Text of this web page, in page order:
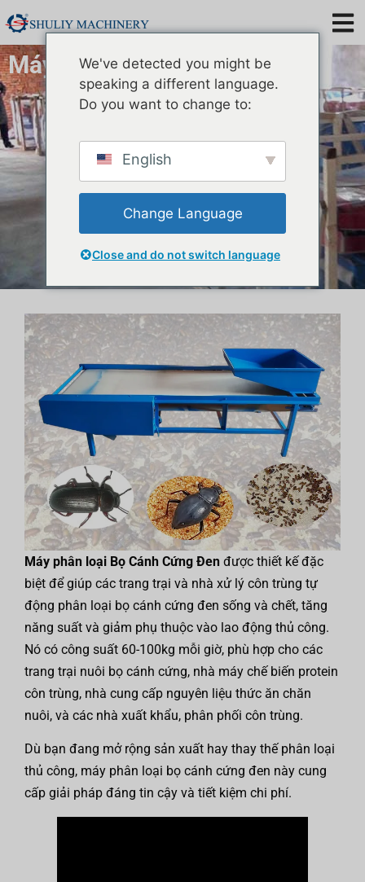
Máy phân loại bọ đen
Máy phân loại Bọ Cánh Cứng Đen được thiết kế đặc
biệt để giúp các trang trại và nhà xử lý côn trùng tự
động phân loại bọ cánh cứng đen sống và chết, tăng
năng suất và giảm phụ thuộc vào lao động thủ công.
Nó có công suất 60-100kg mỗi giờ, phù hợp cho các
trang trại nuôi bọ cánh cứng, nhà máy chế biến protein
côn trùng, nhà cung cấp nguyên liệu thức ăn chăn
nuôi, và các nhà xuất khẩu, phân phối côn trùng.
Dù bạn đang mở rộng sản xuất hay thay thế phân loại
thủ công, máy phân loại bọ cánh cứng đen này cung
cấp giải pháp đáng tin cậy và tiết kiệm chi phí.
We've detected you might be
speaking a different language.
Do you want to change to:
English
Change Language
Close and do not switch language